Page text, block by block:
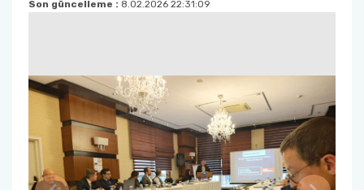
Son güncelleme : 8.02.2026 22:31:09